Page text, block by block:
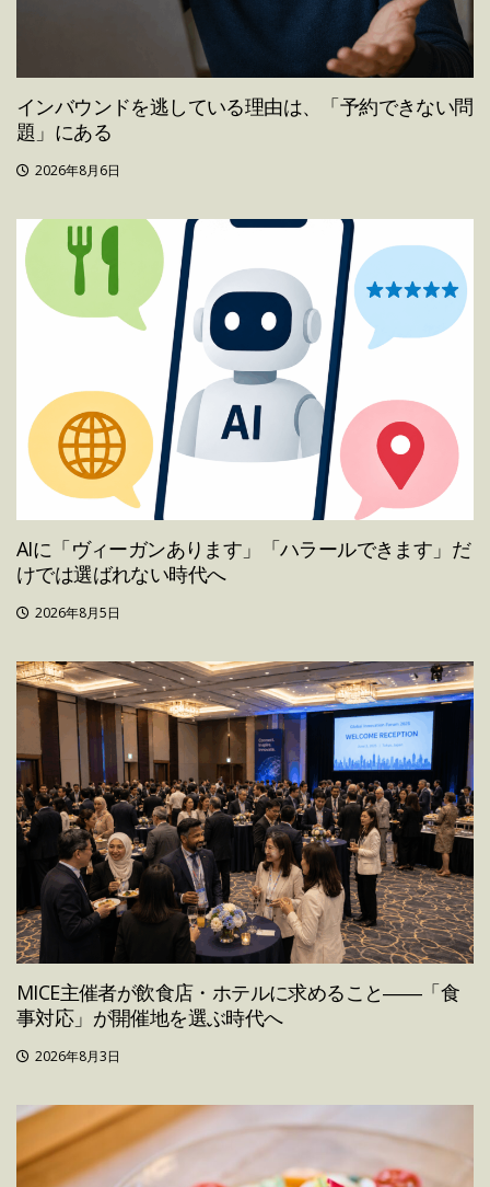
インバウンドを逃している理由は、「予約できない問
題」にある
2026年8月6日
AIに「ヴィーガンあります」「ハラールできます」だ
けでは選ばれない時代へ
2026年8月5日
MICE主催者が飲食店・ホテルに求めること――「食
事対応」が開催地を選ぶ時代へ
2026年8月3日